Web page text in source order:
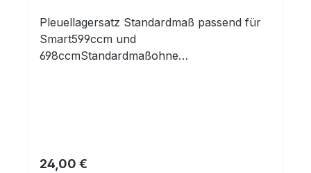
Pleuellagersatz Standardmaß passend für
Smart599ccm und
698ccmStandardmaßohne
Motorenhersteller in ganz Europa mit
Prix régulier :
24,00 €